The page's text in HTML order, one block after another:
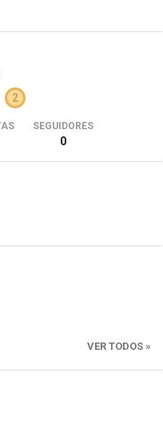
2
SEGUIDORES
0
VER TODOS »